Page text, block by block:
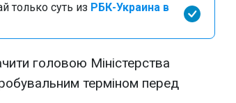
только суть из РБК-Украина в
головою Міністерства
терміном перед